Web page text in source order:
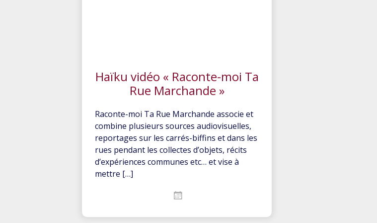
Haïku vidéo « Raconte-moi Ta
Rue Marchande »
Raconte-moi Ta Rue Marchande associe et
combine plusieurs sources audiovisuelles,
reportages sur les carrés-biffins et dans les
rues pendant les collectes d’objets, récits
d’expériences communes etc… et vise à
mettre […]